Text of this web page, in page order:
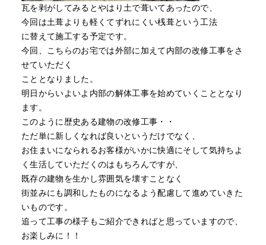
瓦を剥がしてみるとやはり土で葺いてあったので、
今回は土葺よりも軽くてずれにくい桟葺という工法
に替えて施工する予定です。
今回、こちらのお宅では外部に加えて内部の改修工事をさ
せていただく
こととなりました。
明日からいよいよ内部の解体工事を始めていくこととなり
ます。
このように歴史ある建物の改修工事・・
ただ単に新しくなれば良いというだけでなく、
お住まいになられるお客様がいかに快適にそして気持ちよ
く生活していただくのはもちろんですが、
既存の建物を生かし雰囲気を壊すことなく
街並みにも調和したものになるよう配慮して進めていきた
いものです。
追って工事の様子もご紹介できればと思っていますので、
お楽しみに！！